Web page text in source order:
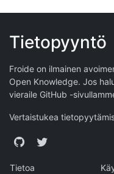
Tietopyyntö
Froide on ilmainen
Open Knowledge. Jos
vieraile GitHub -
Vertaistukea
GitHubTwitter
Tietoa